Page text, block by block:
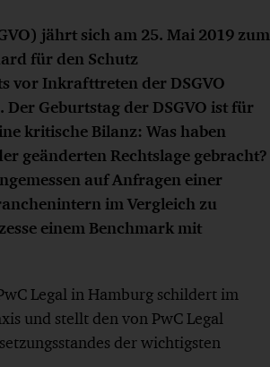
jährt sich am 25. Mai 2019 zum
für den Schutz
vor Inkrafttreten der DSGVO
Geburtstag der DSGVO ist für
kritische Bilanz: Was haben
geänderten Rechtslage gebracht?
auf Anfragen einer
im Vergleich zu
einem Benchmark mit
Legal in Hamburg schildert im
und stellt den von PwC Legal
der wichtigsten